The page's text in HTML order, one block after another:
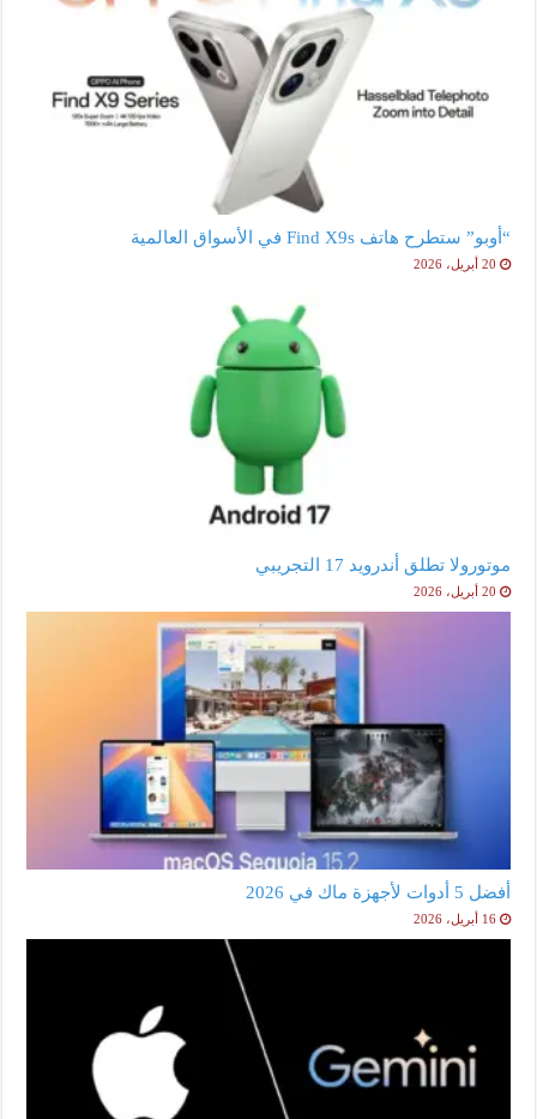
“أوبو” ستطرح هاتف Find X9s في الأسواق العالمية
20 أبريل، 2026
موتورولا تطلق أندرويد 17 التجريبي
20 أبريل، 2026
أفضل 5 أدوات لأجهزة ماك في 2026
16 أبريل، 2026